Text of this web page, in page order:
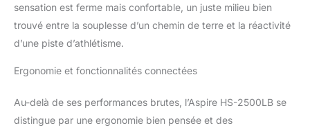
sensation est ferme mais confortable, un juste milieu bien
trouvé entre la souplesse d’un chemin de terre et la réactivité
d’une piste d’athlétisme.
Ergonomie et fonctionnalités connectées
Au-delà de ses performances brutes, l’Aspire HS-2500LB se
distingue par une ergonomie bien pensée et des